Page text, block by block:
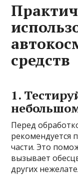
средств
1.
Перед
рекомендуется
части. Это
вызывает
других